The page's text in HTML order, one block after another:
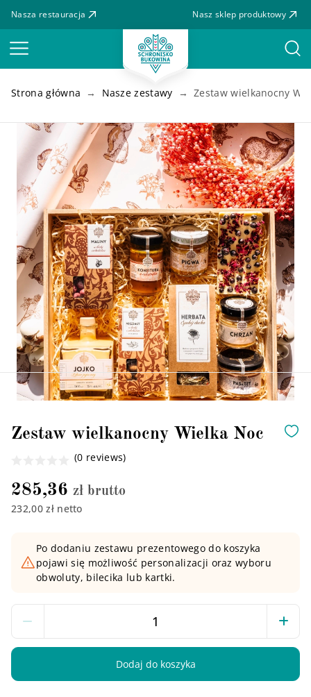
Nasza restauracja Nasz sklep produktowy
Menu
Strona główna Nasze zestawy Zestaw wielkanocny
Zestaw wielkanocny Wielka Noc
(0 reviews)
285,36 zł brutto
232,00 zł netto
Po dodaniu zestawu prezentowego do koszyka
pojawi się możliwość personalizacji oraz wyboru
obwoluty, bilecika lub kartki.
Ilość
Dodaj do koszyka